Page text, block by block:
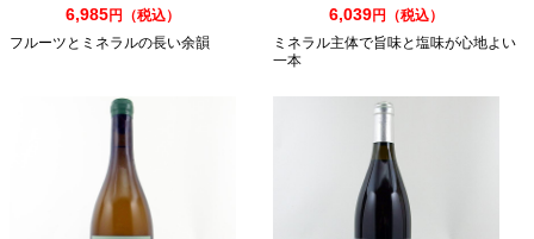
6,985円（税込）
フルーツとミネラルの長い余韻
6,039円（税込）
ミネラル主体で旨味と塩味が心地よい
一本